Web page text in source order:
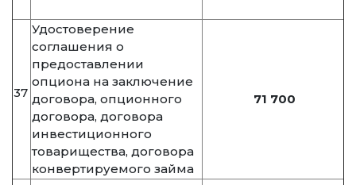
37
Удостоверение
соглашения о
предоставлении
опциона на заключение
договора, опционного
договора, договора
инвестиционного
товарищества, договора
конвертируемого займа
71 700